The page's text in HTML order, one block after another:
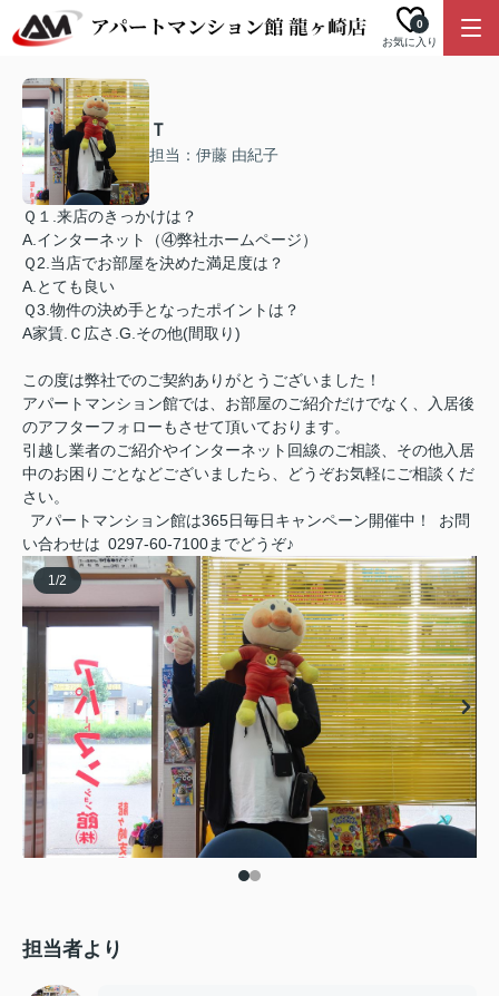
お気に入り
0
Ｔ
担当：伊藤 由紀子
Ｑ１.来店のきっかけは？
A.インターネット（④弊社ホームページ）
Ｑ2.当店でお部屋を決めた満足度は？
A.とても良い
Ｑ3.物件の決め手となったポイントは？
A家賃.Ｃ広さ.G.その他(間取り)
この度は弊社でのご契約ありがとうございました！
アパートマンション館では、お部屋のご紹介だけでなく、入居後
のアフターフォローもさせて頂いております。
引越し業者のご紹介やインターネット回線のご相談、その他入居
中のお困りごとなどございましたら、どうぞお気軽にご相談くだ
さい。
アパートマンション館は365日毎日キャンペーン開催中！ お問
い合わせは 0297-60-7100までどうぞ♪
1/2
担当者より